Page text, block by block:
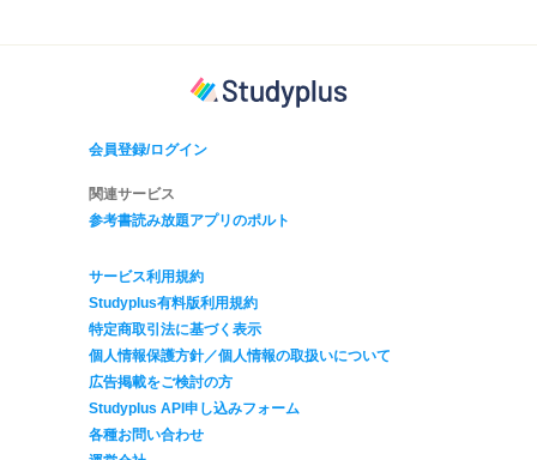
会員登録/ログイン
関連サービス
参考書読み放題アプリのポルト
サービス利用規約
Studyplus有料版利用規約
特定商取引法に基づく表示
個人情報保護方針／個人情報の取扱いについて
広告掲載をご検討の方
Studyplus API申し込みフォーム
各種お問い合わせ